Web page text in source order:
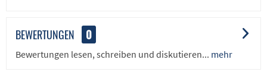
BEWERTUNGEN 0
Bewertungen lesen, schreiben und diskutieren... mehr